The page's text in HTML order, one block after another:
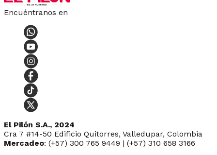
Encuéntranos en
El Pilón S.A., 2024
Cra 7 #14-50 Edificio Quitorres, Valledupar, Colombia
Mercadeo: (+57) 300 765 9449 | (+57) 310 658 3166